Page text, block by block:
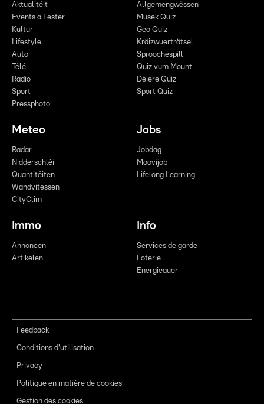
Aktualitéit
Events a Fester
Kultur
Lifestyle
Auto
Télé
Radio
Sport
Pressphoto
Allgemengwëssen
Musek Quiz
Geo Quiz
Kräizwuerträtsel
Sproochespill
Quiz vum Mount
Déiere Quiz
Sport Quiz
Meteo
Radar
Nidderschléi
Quantitéiten
Wandvitessen
CityClim
Jobs
Jobdag
Moovijob
Lifelong Learning
Immo
Annoncen
Artikelen
Info
Services de garde
Loterie
Energieauer
Feedback
Conditions d'utilisation
Privacy
Politique en matière de cookies
Gestion des cookies